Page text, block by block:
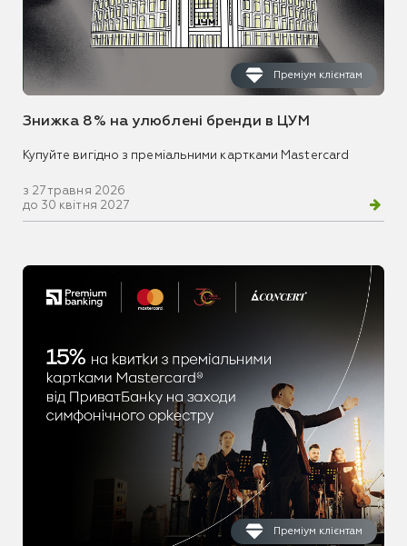
Преміум клієнтам
Знижка 8% на улюблені бренди в ЦУМ
Купуйте вигідно з преміальними картками Mastercard
з 27 травня 2026
до 30 квітня 2027
Преміум клієнтам